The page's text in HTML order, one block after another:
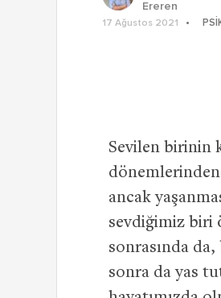
Ereren
17 Ağustos 2021
Sevilen birinin
ancak
sevdiğimiz biri
sonrasında
sonra da yas